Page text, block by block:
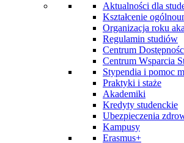
Aktualności dla
Kształcenie
Organizacja roku
Regulamin studiów
Centrum
Centrum Wsparcia
Stypendia i pomoc
Praktyki i staże
Akademiki
Kredyty studenckie
Ubezpieczenia
Kampusy
Erasmus+